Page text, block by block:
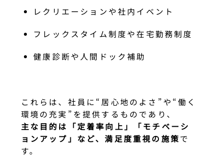
レクリエーションや社内イベント
フレックスタイム制度や在宅勤務制度
健康診断や人間ドック補助
これらは、社員に“居心地のよさ”や“働く
環境の充実”を提供するものであり、
主な目的は「定着率向上」「モチベーシ
ョンアップ」など、満足度重視の施策で
す。